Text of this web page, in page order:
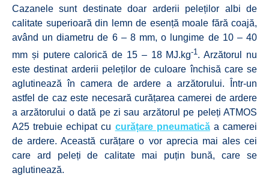
Cazanele sunt destinate doar arderii peleților albi de
calitate superioară din lemn de esență moale fără coajă,
având un diametru de 6 – 8 mm, o lungime de 10 – 40
mm și putere calorică de 15 – 18 MJ.kg-1 . Arzătorul nu
este destinat arderii peleților de culoare închisă care se
aglutinează în camera de ardere a arzătorului. Într-un
astfel de caz este necesară curățarea camerei de ardere
a arzătorului o dată pe zi sau arzătorul pe peleți ATMOS
A25 trebuie echipat cu curățare pneumaticăa camerei
de ardere. Această curățare o vor aprecia mai ales cei
care ard peleți de calitate mai puțin bună, care se
aglutinează.